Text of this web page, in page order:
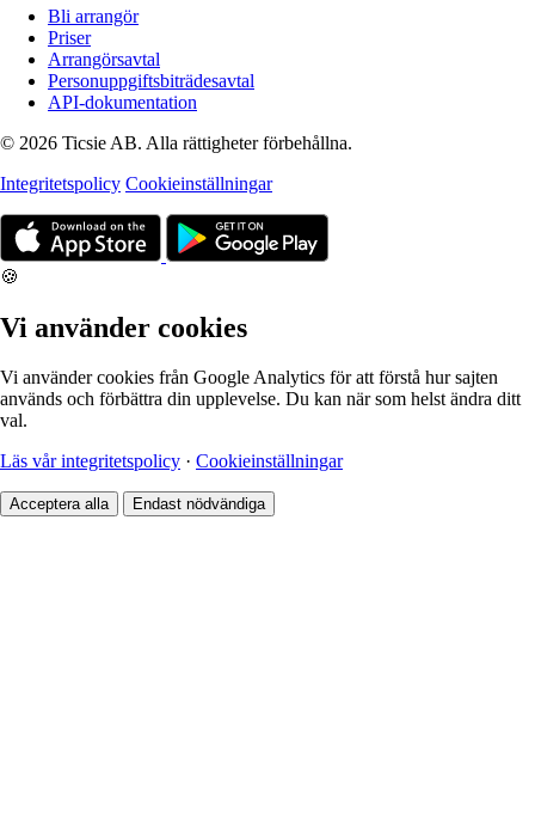
Bli arrangör
Priser
Arrangörsavtal
Personuppgiftsbiträdesavtal
API-dokumentation
© 2026 Ticsie AB. Alla rättigheter förbehållna.
Integritetspolicy Cookieinställningar
🍪
Vi använder cookies
Vi använder cookies från Google Analytics för att förstå hur sajten
används och förbättra din upplevelse. Du kan när som helst ändra ditt
val.
Läs vår integritetspolicy · Cookieinställningar
Acceptera alla Endast nödvändiga